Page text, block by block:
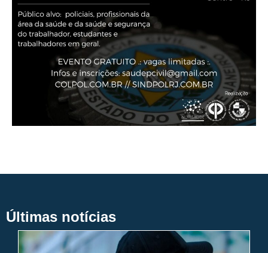
Últimas notícias